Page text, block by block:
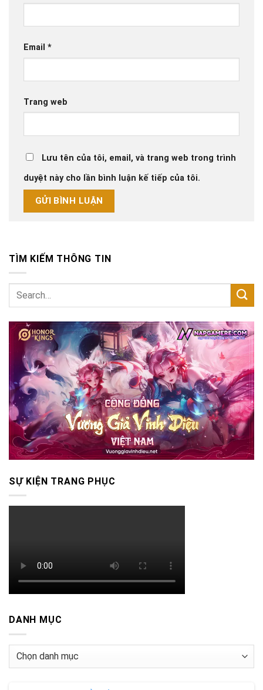
Email *
Trang web
Lưu tên của tôi, email, và trang web trong trình
duyệt này cho lần bình luận kế tiếp của tôi.
TÌM KIẾM THÔNG TIN
SỰ KIỆN TRANG PHỤC
DANH MỤC
Danh